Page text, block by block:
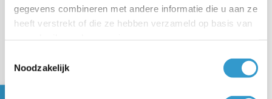
gegevens combineren met andere informatie die u aan ze
heeft verstrekt of die ze hebben verzameld op basis van
Noodzakelijk